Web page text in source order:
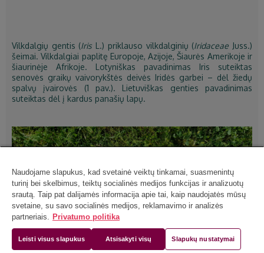
Vilkdalgių gentis (Iris L.) priklauso vilkdalginių (Iridaceae Juss.)
šeimai. Vilkdalgiai paplitę Europoje, Azijoje, Šiaurės Amerikoje ir
šiaurinėje Afrikoje. Lotyniškas pavadinimas Iris suteiktas
senovės graikų vaivorykštės deivės Iridės garbei – dėl žiedų
spalvų įvairovės (1 pav.). Lietuviškas genties pavadinimas
suteiktas dėl į kardus panašių lapų.
Naudojame slapukus, kad svetainė veiktų tinkamai, suasmenintų
turinį bei skelbimus, teiktų socialinės medijos funkcijas ir analizuotų
srautą. Taip pat dalijamės informacija apie tai, kaip naudojatės mūsų
svetaine, su savo socialinės medijos, reklamavimo ir analizės
partneriais. Privatumo politika
Leisti visus slapukus Atsisakyti visų Slapukų nustatymai